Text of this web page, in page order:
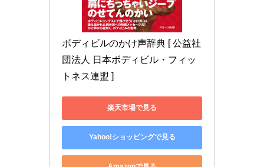
ボディビルのかけ声辞典 [ 公益社
団法人 日本ボディビル・フィッ
トネス連盟 ]
楽天市場で見る
Yahoo!ショッピングで見る